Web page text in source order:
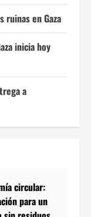
ruinas en Gaza
inicia hoy
a
circular:
para un